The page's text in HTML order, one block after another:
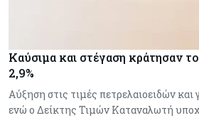
Καύσιμα και στέγαση κράτησαν
2,9%
Αύξηση στις τιμές πετρελαιοειδών
ενώ ο Δείκτης Τιμών Καταναλωτή